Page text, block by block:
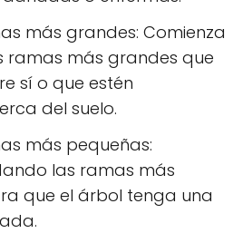
más grandes: Comienza
ramas más grandes que
sí o que estén
del suelo.
más pequeñas:
las ramas más
que el árbol tenga una